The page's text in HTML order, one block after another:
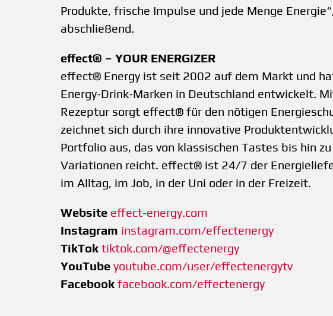
Produkte, frische Impulse und jede Menge
abschließend.
effect® – YOUR ENERGIZER
effect® Energy ist seit 2002 auf dem Markt und
Energy-Drink-Marken in Deutschland entwickelt.
Rezeptur sorgt effect® für den nötigen
zeichnet sich durch ihre innovative
Portfolio aus, das von klassischen Tastes bis hin
Variationen reicht. effect® ist 24/7 der
im Alltag, im Job, in der Uni oder in der Freizeit.
Website effect-energy.com
Instagram instagram.com/effectenergy
TikTok tiktok.com/@effectenergy
YouTube youtube.com/user/effectenergytv
Facebook facebook.com/effectenergy